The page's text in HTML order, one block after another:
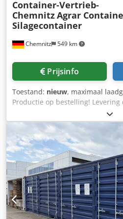
Chemnitz 549 km
Container-Vertrieb-
ChemnitzAgrar
Silagecontainer
Prijsinfo
Toestand: nieuw, maximaal
Productie op bestelling! Levering
FINANCIERING --- HUURKOOP ---
neem contact met ons op!-
Krampe, Fliegl, Pronar, Oehler,
haakarmsystemen. Ontwerp
hydraulische achterklep! Inhoud:
Binnenafmetingen zonder tunnel
7500x2430x2300 mm
7050 mm Haak 450 mm, met
Andere afmetingen zijn
(ST37-2) Vloerplaat / wandplaten:
UNP 220 = 22.000 kg totaal